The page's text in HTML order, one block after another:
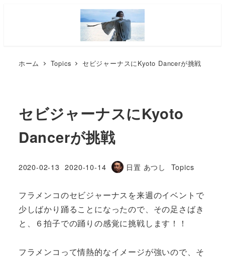
ホーム Topics セビジャーナスにKyoto Dancerが挑戦
セビジャーナスにKyoto
Dancerが挑戦
投稿日
2020-02-13
更新日
2020-10-14
著
日置 あつし カテゴリー
Topics
フラメンコのセビジャーナスを来週のイベントで
少しばかり踊ることになったので、その足さばき
と、６拍子での踊りの感覚に挑戦します！！
フラメンコって情熱的なイメージが強いので、そ